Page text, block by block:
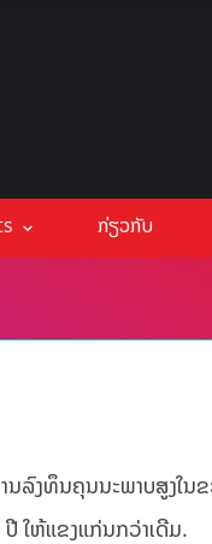
ກ່ຽວກັບ
ງທຶນຄຸນນະພາບສູງໃນ
ໃຫ້ແຂງແກ່ນກວ່າເດີມ.